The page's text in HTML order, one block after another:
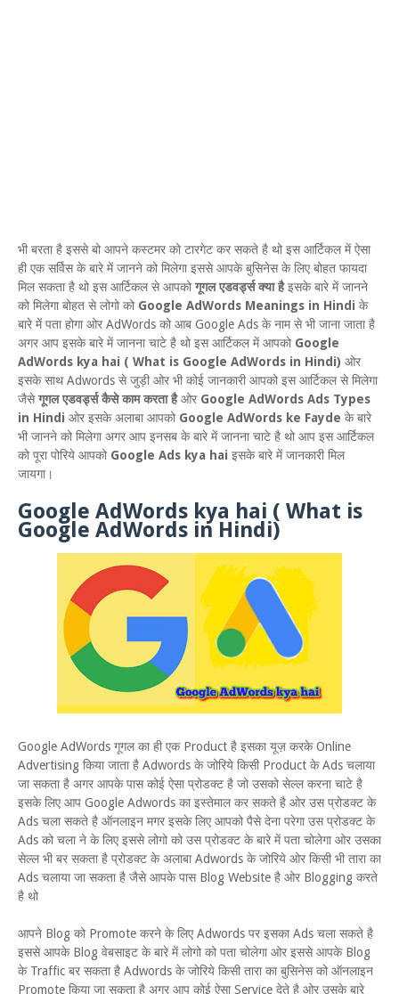
भी बरता है इससे बो आपने कस्टमर को टारगेट कर सकते है थो इस आर्टिकल में ऐसा
ही एक सर्विस के बारे में जानने को मिलेगा इससे आपके बुसिनेस के लिए बोहत फायदा
मिल सकता है थो इस आर्टिकल से आपकोगूगल एडवर्ड्स क्या हैइसके बारे में जानने
को मिलेगा बोहत से लोगो को Google AdWords Meanings in Hindi के
बारे में पता होगा ओर AdWords को आब Google Ads के नाम से भी जाना जाता है
अगर आप इसके बारे में जानना चाटे है थो इस आर्टिकल में आपको Google
AdWords kya hai ( What is Google AdWords in Hindi) ओर
इसके साथ Adwords से जुड़ी ओर भी कोई जानकारी आपको इस आर्टिकल से मिलेगा
जैसेगूगल एडवर्ड्स कैसे काम करता हैओर Google AdWords Ads Types
in Hindi ओर इसके अलाबा आपको Google AdWords ke Fayde के बारे
भी जानने को मिलेगा अगर आप इनसब के बारे में जानना चाटे है थो आप इस आर्टिकल
को पूरा पोरिये आपको Google Ads kya hai इसके बारे में जानकारी मिल
जायगा।
Google AdWords kya hai ( What is
Google AdWords in Hindi)
Google AdWords गूगल का ही एक Product है इसका यूज़ करके Online
Advertising किया जाता है Adwords के जोरिये किसी Product के Ads चलाया
जा सकता है अगर आपके पास कोई ऐसा प्रोडक्ट है जो उसको सेल्ल करना चाटे है
इसके लिए आप Google Adwords का इस्तेमाल कर सकते है ओर उस प्रोडक्ट के
Ads चला सकते है ऑनलाइन मगर इसके लिए आपको पैसे देना परेगा उस प्रोडक्ट के
Ads को चला ने के लिए इससे लोगो को उस प्रोडक्ट के बारे में पता चोलेगा ओर उसका
सेल्ल भी बर सकता है प्रोडक्ट के अलाबा Adwords के जोरिये ओर किसी भी तारा का
Ads चलाया जा सकता है जैसे आपके पास Blog Website है ओर Blogging करते
है थो
आपने Blog को Promote करने के लिए Adwords पर इसका Ads चला सकते है
इससे आपके Blog वेबसाइट के बारे में लोगो को पता चोलेगा ओर इससे आपके Blog
के Traffic बर सकता है Adwords के जोरिये किसी तारा का बुसिनेस को ऑनलाइन
Promote किया जा सकता है अगर आप कोई ऐसा Service देते है ओर उसके बारे